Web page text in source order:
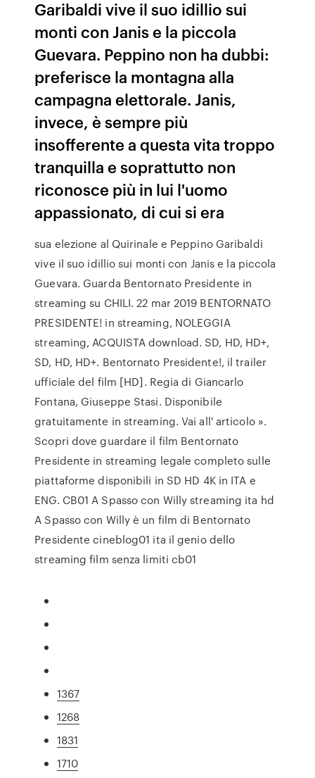
Garibaldi vive il suo idillio sui
monti con Janis e la piccola
Guevara. Peppino non ha dubbi:
preferisce la montagna alla
campagna elettorale. Janis,
invece, è sempre più
insofferente a questa vita troppo
tranquilla e soprattutto non
riconosce più in lui l'uomo
appassionato, di cui si era
sua elezione al Quirinale e Peppino Garibaldi
vive il suo idillio sui monti con Janis e la piccola
Guevara. Guarda Bentornato Presidente in
streaming su CHILI. 22 mar 2019 BENTORNATO
PRESIDENTE! in streaming, NOLEGGIA
streaming, ACQUISTA download. SD, HD, HD+,
SD, HD, HD+. Bentornato Presidente!, il trailer
ufficiale del film [HD]. Regia di Giancarlo
Fontana, Giuseppe Stasi. Disponibile
gratuitamente in streaming. Vai all' articolo ».
Scopri dove guardare il film Bentornato
Presidente in streaming legale completo sulle
piattaforme disponibili in SD HD 4K in ITA e
ENG. CB01 A Spasso con Willy streaming ita hd
A Spasso con Willy è un film di Bentornato
Presidente cineblog01 ita il genio dello
streaming film senza limiti cb01
1367
1268
1831
1710